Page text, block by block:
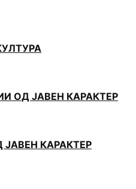
ОД ЈАВЕН КАРАКТЕР
КАРАКТЕР